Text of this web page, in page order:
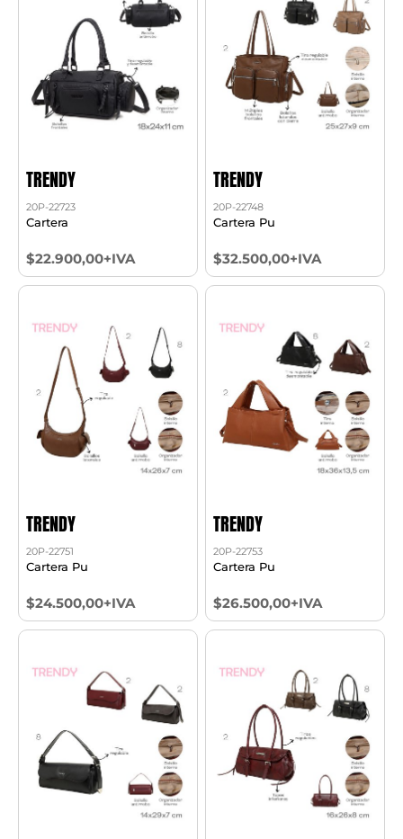
TRENDY
20P-22723
Cartera
$22.900,00+IVA
TRENDY
20P-22748
Cartera Pu
$32.500,00+IVA
TRENDY
20P-22751
Cartera Pu
$24.500,00+IVA
TRENDY
20P-22753
Cartera Pu
$26.500,00+IVA